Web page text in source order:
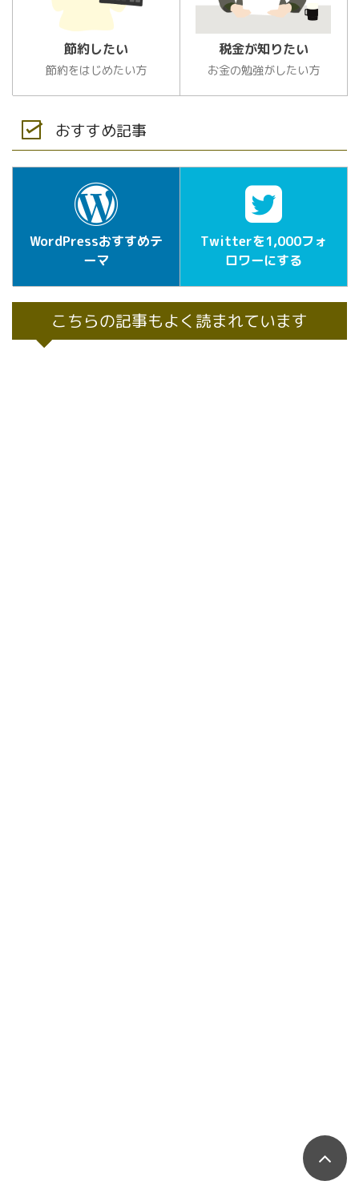
節約したい
節約をはじめたい方
税金が知りたい
お金の勉強がしたい方
おすすめ記事
WordPressおすすめテ
ーマ
Twitterを1,000フォ
ロワーにする
こちらの記事もよく読まれています